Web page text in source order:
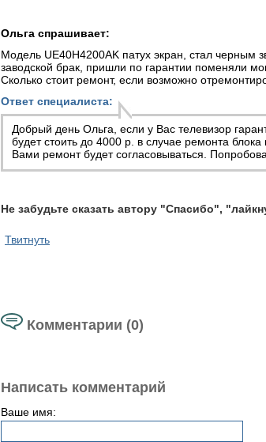
Ольга спрашивает:
Модель UE40H4200AK патух экран, стал черным
заводской брак, пришли по гарантии поменяли
Сколько стоит ремонт, если возможно
Ответ специалиста:
Добрый день Ольга, если у Вас телевизор
будет стоить до 4000 р. в случае ремонта
Вами ремонт будет согласовываться.
Не забудьте сказать автору "Спасибо",
Твитнуть
Комментарии (0)
Написать комментарий
Ваше имя: